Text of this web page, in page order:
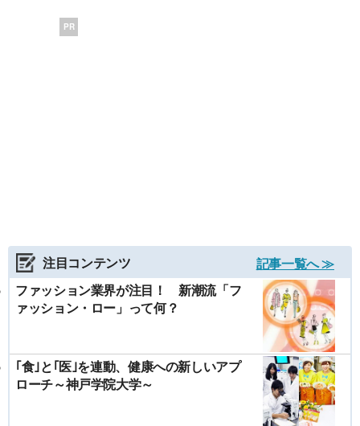
PR
注目コンテンツ
記事一覧へ ≫
ファッション業界が注目！ 新潮流「フ
ァッション・ロー」って何？
｢食｣と｢医｣を連動、健康への新しいアプ
ローチ～神戸学院大学～